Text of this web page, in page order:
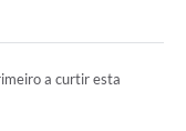
a curtir esta